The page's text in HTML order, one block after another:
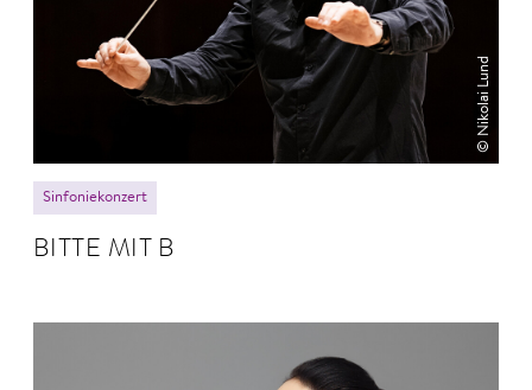
© Nikolai Lund
Sinfoniekonzert
BITTE MIT B